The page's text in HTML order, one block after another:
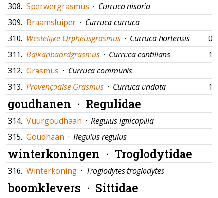
308. Sperwergrasmus · Curruca nisoria
309. Braamsluiper · Curruca curruca
310. Westelijke Orpheusgrasmus · Curruca hortensis
311. Balkanbaardgrasmus · Curruca cantillans
312. Grasmus · Curruca communis
313. Provençaalse Grasmus · Curruca undata
goudhanen · Regulidae
314. Vuurgoudhaan · Regulus ignicapilla
315. Goudhaan · Regulus regulus
winterkoningen · Troglodytidae
316. Winterkoning · Troglodytes troglodytes
boomklevers · Sittidae